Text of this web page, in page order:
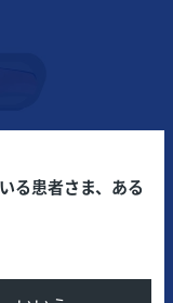
る患者さま、ある